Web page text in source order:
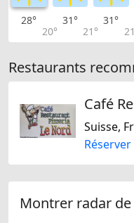
28°
20°
31°
21°
31°
Restaurants
Suisse,
Montrer radar